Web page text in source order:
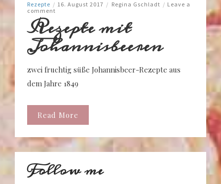
Rezepte / 16. August 2017 / Regina Gschladt / Leave a
comment
Rezepte mit
Johannisbeeren
zwei fruchtig süße Johannisbeer-Rezepte aus
dem Jahre 1849
Read More
Follow me